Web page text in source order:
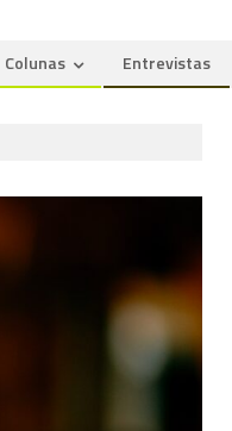
Colunas Entrevistas